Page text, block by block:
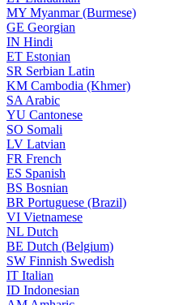
MY Myanmar (Burmese)
GE Georgian
IN Hindi
ET Estonian
SR Serbian Latin
KM Cambodia (Khmer)
SA Arabic
YU Cantonese
SO Somali
LV Latvian
FR French
ES Spanish
BS Bosnian
BR Portuguese (Brazil)
VI Vietnamese
NL Dutch
BE Dutch (Belgium)
SW Finnish Swedish
IT Italian
ID Indonesian